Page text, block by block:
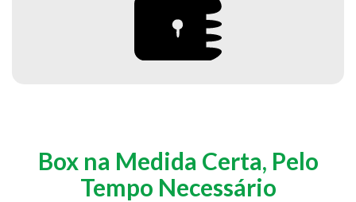
Box na Medida Certa, Pelo
Tempo Necessário